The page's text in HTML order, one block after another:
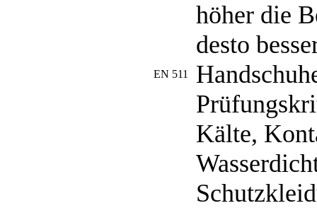
EN 511
höher die
desto
Kälte,